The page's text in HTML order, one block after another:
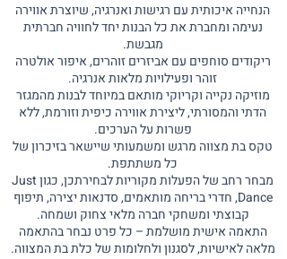
הנחייה איכותית עם רגישות ואנרגיה, שיוצרת אווירה
נעימה ומחברת את כל הבנות יחד לחוויה חברתית
מגבשת.
ריקודים סוחפים עם אביזרים זוהרים, איפור אולטרה
זוהר ופעילויות מלאות אנרגיה.
מוזיקה נקייה וקריוקי מותאם במיוחד לבנות מהמגזר
הדתי והמסורתי, ליצירת אווירה כיפית וזורמת, ללא
פשרות על הערכים.
טקס בת מצווה מרגש ומשמעותי שיישאר בזיכרון של
כל משתתפת.
מבחר רחב של הפעלות מקוריות לבחירתכן, כגון Just
Dance, חדרי בריחה מותאמים, סדנאות יצירה, תיפוף
קבוצתי ומשחקי חברה מלאי צחוק ושמחה.
התאמה אישית מושלמת – כל פרט נבחר בהתאמה
מלאה לאישיות, לסגנון ולחלומות של כלת בת המצווה.